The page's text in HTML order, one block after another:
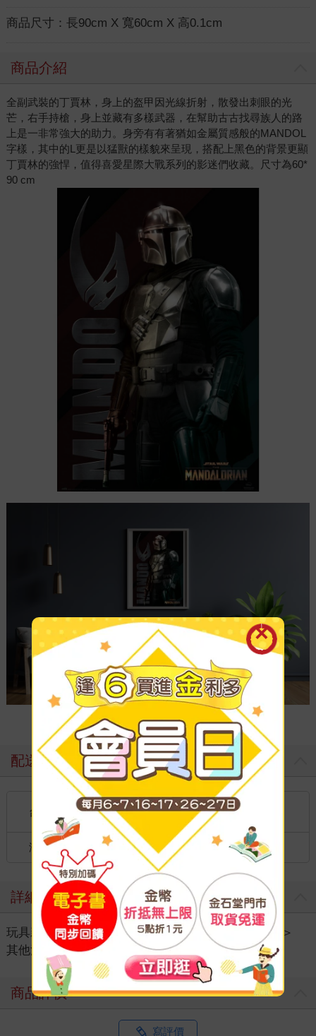
商品尺寸： 長90cm X 寬60cm X 高0.1cm
商品介紹
全副武裝的丁賈林，身上的盔甲因光線折射，散發出刺眼的光
芒，右手持槍，身上並藏有多樣武器，在幫助古古找尋族人的路
上是一非常強大的助力。身旁有有著猶如金屬質感般的MANDOL
字樣，其中的L更是以猛獸的樣貌來呈現，搭配上黑色的背景更顯
丁賈林的強悍，值得喜愛星際大戰系列的影迷們收藏。尺寸為60*
90 cm
配送方式
台灣
國內宅配：本島（廠商出貨）
到店取貨：
海外 港澳店取：
詳細資料
玩具親子 ＞ 流行授權電影 ＞ 更多流行授權電影
＞
其他流行授權電影
商品評價
寫評價